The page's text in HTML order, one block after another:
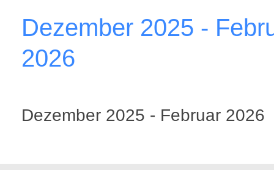
Dezember 2025 -
2026
Dezember 2025 - Februar 2026